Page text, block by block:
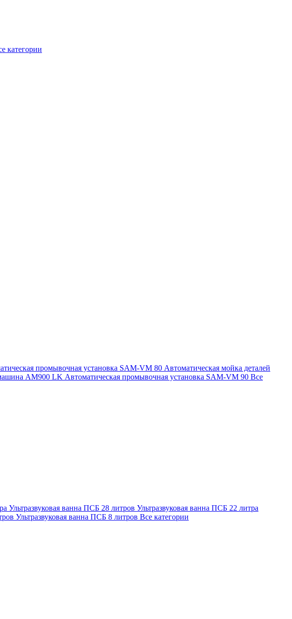
категории
промывочная установка SAM-VM 80 Автоматическая мойка деталей
AM900 LK Автоматическая промывочная установка SAM-VM 90 Все
Ультразвуковая ванна ПСБ 28 литров Ультразвуковая ванна ПСБ 22 литра
Ультразвуковая ванна ПСБ 8 литров Все категории